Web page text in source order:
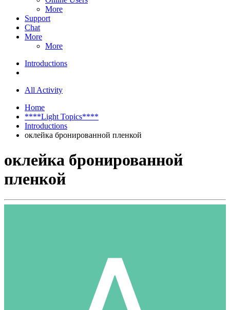
More
Support
Chat
More
More
Introductions
All Activity
Home
****Light Topics****
Introductions
оклейка бронированной пленкой
оклейка бронированной
пленкой